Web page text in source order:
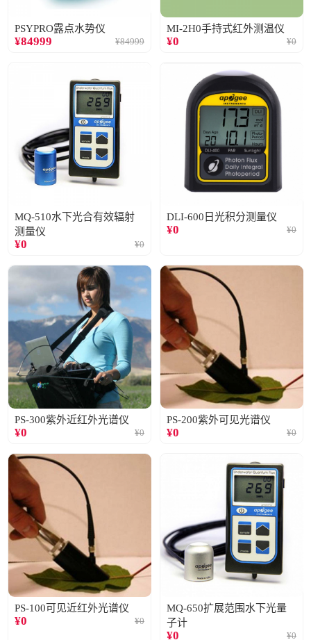
PSYPRO露点水势仪
¥84999 ¥84999
MI-2H0手持式红外测温仪
¥0 ¥0
MQ-510水下光合有效辐射
测量仪
¥0 ¥0
DLI-600日光积分测量仪
¥0 ¥0
PS-300紫外近红外光谱仪
¥0 ¥0
PS-200紫外可见光谱仪
¥0 ¥0
PS-100可见近红外光谱仪
¥0 ¥0
MQ-650扩展范围水下光量
子计
¥0 ¥0